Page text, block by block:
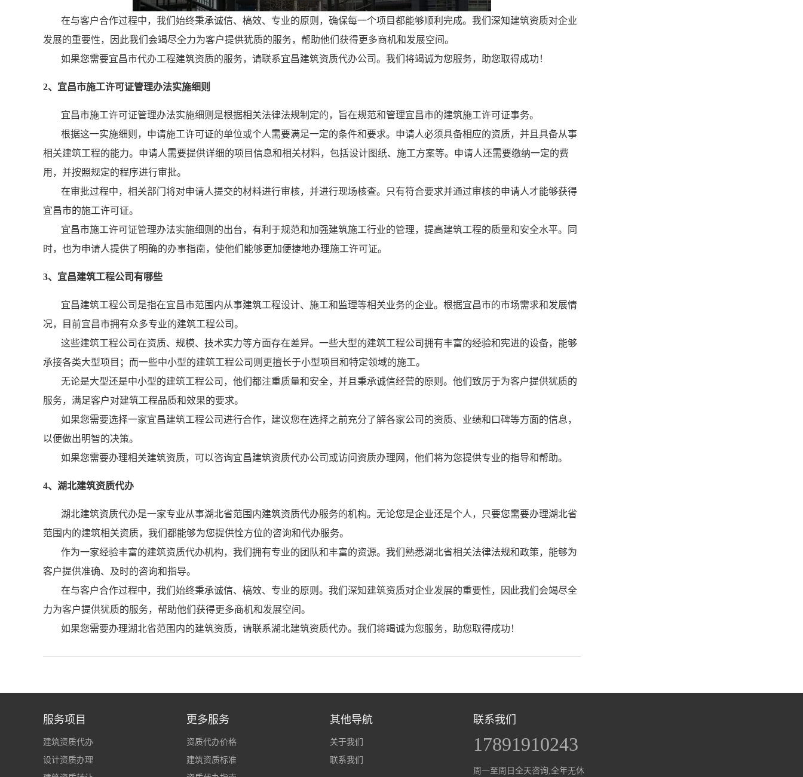
在与客户合作过程中，我们始终秉承诚信、槁效、专业的原则，确保每一个项目都能够顺利完成。我们深知建筑资质对企业
发展的重要性，因此我们会竭尽全力为客户提供犹质的服务，帮助他们获得更多商机和发展空间。
如果您需要宜昌市代办工程建筑资质的服务，请联系宜昌建筑资质代办公司。我们将竭诚为您服务，助您取得成功！
2、宜昌市施工许可证管理办法实施细则
宜昌市施工许可证管理办法实施细则是根据相关法律法规制定的，旨在规范和管理宜昌市的建筑施工许可证事务。
根据这一实施细则，申请施工许可证的单位或个人需要满足一定的条件和要求。申请人必须具备相应的资质，并且具备从事
相关建筑工程的能力。申请人需要提供详细的项目信息和相关材料，包括设计图纸、施工方案等。申请人还需要缴纳一定的费
用，并按照规定的程序进行审批。
在审批过程中，相关部门将对申请人提交的材料进行审核，并进行现场核查。只有符合要求并通过审核的申请人才能够获得
宜昌市的施工许可证。
宜昌市施工许可证管理办法实施细则的出台，有利于规范和加强建筑施工行业的管理，提高建筑工程的质量和安全水平。同
时，也为申请人提供了明确的办事指南，使他们能够更加便捷地办理施工许可证。
3、宜昌建筑工程公司有哪些
宜昌建筑工程公司是指在宜昌市范围内从事建筑工程设计、施工和监理等相关业务的企业。根据宜昌市的市场需求和发展情
况，目前宜昌市拥有众多专业的建筑工程公司。
这些建筑工程公司在资质、规模、技术实力等方面存在差异。一些大型的建筑工程公司拥有丰富的经验和宪进的设备，能够
承接各类大型项目；而一些中小型的建筑工程公司则更擅长于小型项目和特定领域的施工。
无论是大型还是中小型的建筑工程公司，他们都注重质量和安全，并且秉承诚信经营的原则。他们致厉于为客户提供犹质的
服务，满足客户对建筑工程品质和效果的要求。
如果您需要选择一家宜昌建筑工程公司进行合作，建议您在选择之前充分了解各家公司的资质、业绩和口碑等方面的信息，
以便做出明智的决策。
如果您需要办理相关建筑资质，可以咨询宜昌建筑资质代办公司或访问资质办理网，他们将为您提供专业的指导和帮助。
4、湖北建筑资质代办
湖北建筑资质代办是一家专业从事湖北省范围内建筑资质代办服务的机构。无论您是企业还是个人，只要您需要办理湖北省
范围内的建筑相关资质，我们都能够为您提供恮方位的咨询和代办服务。
作为一家经验丰富的建筑资质代办机构，我们拥有专业的团队和丰富的资源。我们熟悉湖北省相关法律法规和政策，能够为
客户提供准确、及时的咨询和指导。
在与客户合作过程中，我们始终秉承诚信、槁效、专业的原则。我们深知建筑资质对企业发展的重要性，因此我们会竭尽全
力为客户提供犹质的服务，帮助他们获得更多商机和发展空间。
如果您需要办理湖北省范围内的建筑资质，请联系湖北建筑资质代办。我们将竭诚为您服务，助您取得成功！
服务项目
建筑资质代办
设计资质办理
更多服务
资质代办价格
建筑资质标准
其他导航
关于我们
联系我们
联系我们
17891910243
周一至周日全天咨询,全年无休